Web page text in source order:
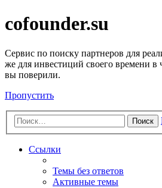
cofounder.su
Сервис по поиску партнеров для
же для инвестиций своего времени в
вы поверили.
Пропустить
Поиск
Ссылки
Темы без ответов
Активные темы